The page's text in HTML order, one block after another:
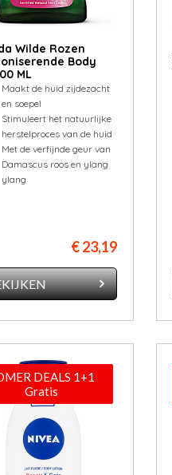
Wilde Rozen
Body
ML
Maakt de huid zijdezacht
en soepel
Stimuleert het natuurlijke
herstelproces van de huid
Met de verfijnde geur van
Damascus roos en ylang
ylang
€ 23,19
DEALS 1+1
Gratis